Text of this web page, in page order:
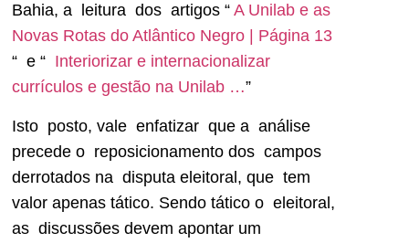
Bahia, a leitura dos artigos “ A Unilab e as
Novas Rotas do Atlântico Negro | Página 13
“ e “ Interiorizar e internacionalizar
currículos e gestão na Unilab …”
Isto posto, vale enfatizar que a análise
precede o reposicionamento dos campos
derrotados na disputa eleitoral, que tem
valor apenas tático. Sendo tático o eleitoral,
as discussões devem apontar um